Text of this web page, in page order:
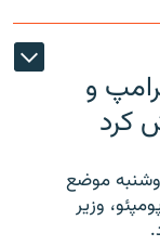
و
کرد
موضع
وزیر